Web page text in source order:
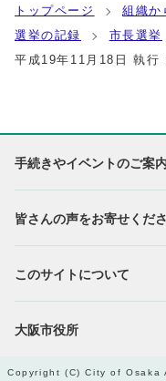
トップページ 組織か
選挙の記録
市長選挙
平成19年11月18日 執行
手続きやイベントのご案
皆さんの声をお寄せくだ
このサイトについて
大阪市役所
Copyright (C) City of Osaka